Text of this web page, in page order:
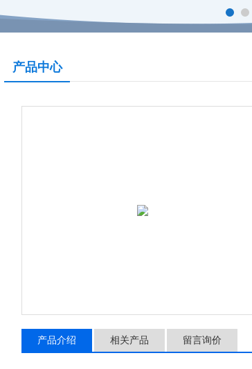
产品中心
产品介绍 相关产品 留言询价